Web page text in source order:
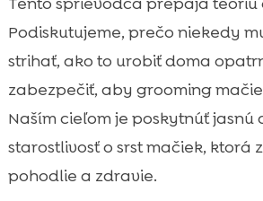

 Starostlivosť o pokožku po
 Domáce strihanie alebo
 Výživa a srsť: ako strava
chlpov
CricksyCat produkty pre
Podiskutujeme, prečo niekedy
strihať, ako to urobiť doma
zabezpečiť, aby grooming
Naším cieľom je poskytnúť jasnú
starostlivosť o srst mačiek, ktorá
pohodlie a zdravie.